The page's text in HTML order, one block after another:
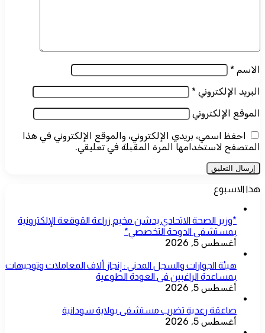
الاسم *
البريد الإلكتروني *
الموقع الإلكتروني
احفظ اسمي، بريدي الإلكتروني، والموقع الإلكتروني في هذا
المتصفح لاستخدامها المرة المقبلة في تعليقي.
هذا الاسبوع
*وزير الصحة الاتحادي يدشن مخيم زراعة القوقعة الإلكترونية
بمستشفى الدوحة التخصصي*
أغسطس 5, 2026
هيئة الجوازات والسجل المدني : إنجاز ألاف المعاملات وتوجيهات
بمساعدة الراغبين فى العودة الطوعية
أغسطس 5, 2026
صاعقة رعدية تضرب مستشفى بولاية سودانية
أغسطس 5, 2026